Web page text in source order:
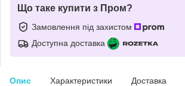
Що таке купити з Пром?
Замовлення під захистом
Доступна доставка
Опис Характеристики Доставка